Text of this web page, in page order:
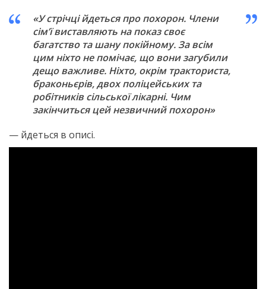
«У стрічці йдеться про похорон. Члени
сім’ї виставляють на показ своє
багатство та шану покійному. За всім
цим ніхто не помічає, що вони загубили
дещо важливе. Ніхто, окрім тракториста,
браконьєрів, двох поліцейських та
робітників сільської лікарні. Чим
закінчиться цей незвичний похорон»
— йдеться в описі.